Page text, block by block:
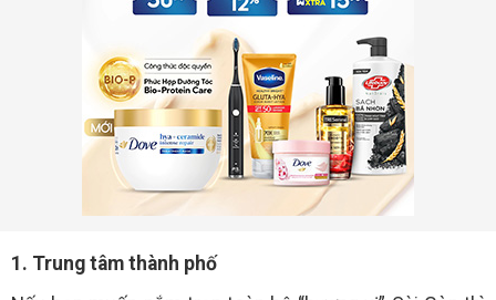
1. Trung tâm thành phố